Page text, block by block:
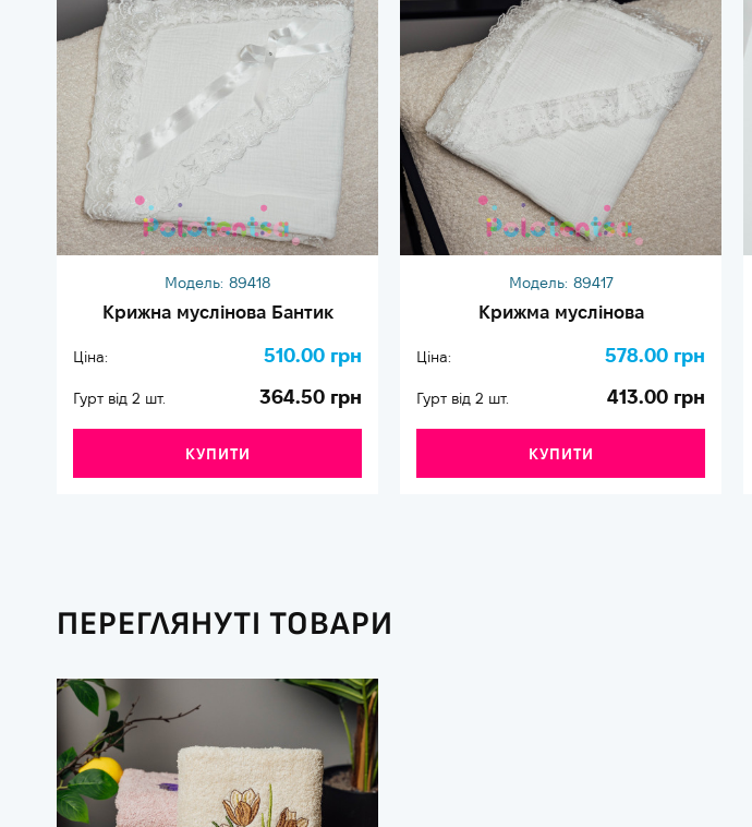
Модель: 89418
Крижна муслінова Бантик
Ціна: 510.00 грн
Гурт від 2 шт. 364.50 грн
КУПИТИ
Модель: 89417
Крижма муслінова
Ціна: 578.00 грн
Гурт від 2 шт. 413.00 грн
КУПИТИ
ПЕРЕГЛЯНУТІ ТОВАРИ